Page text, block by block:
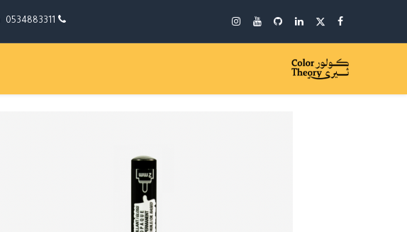
0534883311